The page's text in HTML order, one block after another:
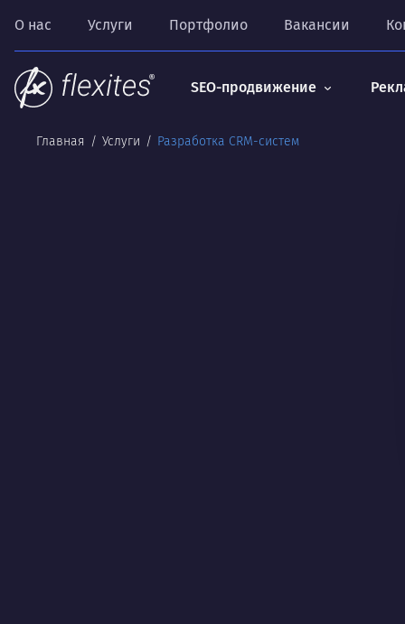
О нас Услуги Портфолио Вакансии
SEO-продвижение
Главная Услуги Разработка CRM-систем